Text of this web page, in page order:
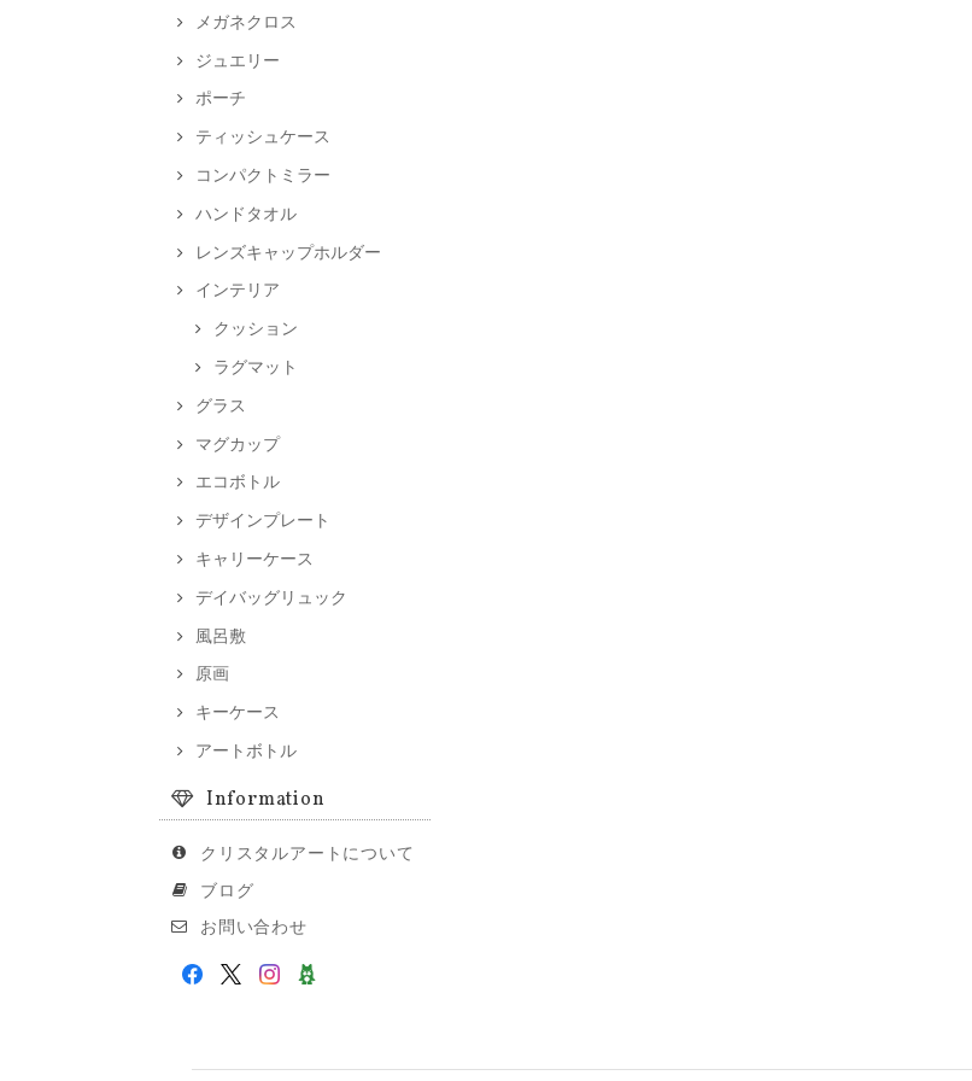
メガネクロス
ジュエリー
ポーチ
ティッシュケース
コンパクトミラー
ハンドタオル
レンズキャップホルダー
インテリア
クッション
ラグマット
グラス
マグカップ
エコボトル
デザインプレート
キャリーケース
デイバッグリュック
風呂敷
原画
キーケース
アートボトル
Information
クリスタルアートについて
ブログ
お問い合わせ